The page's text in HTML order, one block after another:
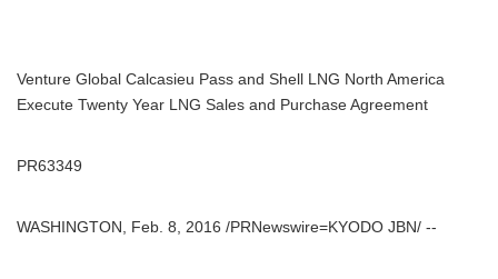
Venture Global Calcasieu Pass and Shell LNG North America
Execute Twenty Year LNG Sales and Purchase Agreement
PR63349
WASHINGTON, Feb. 8, 2016 /PRNewswire=KYODO JBN/ --